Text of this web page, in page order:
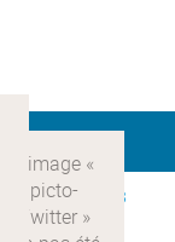
> Recherche >
3